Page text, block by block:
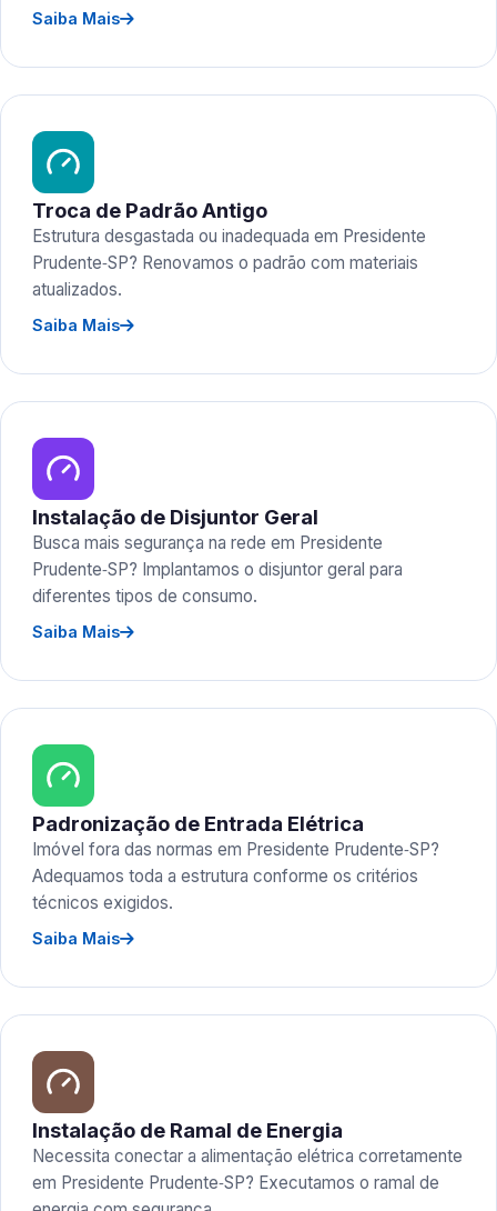
Saiba Mais
Troca de Padrão Antigo
Estrutura desgastada ou inadequada em Presidente
Prudente‑SP? Renovamos o padrão com materiais
atualizados.
Saiba Mais
Instalação de Disjuntor Geral
Busca mais segurança na rede em Presidente
Prudente‑SP? Implantamos o disjuntor geral para
diferentes tipos de consumo.
Saiba Mais
Padronização de Entrada Elétrica
Imóvel fora das normas em Presidente Prudente‑SP?
Adequamos toda a estrutura conforme os critérios
técnicos exigidos.
Saiba Mais
Instalação de Ramal de Energia
Necessita conectar a alimentação elétrica corretamente
em Presidente Prudente‑SP? Executamos o ramal de